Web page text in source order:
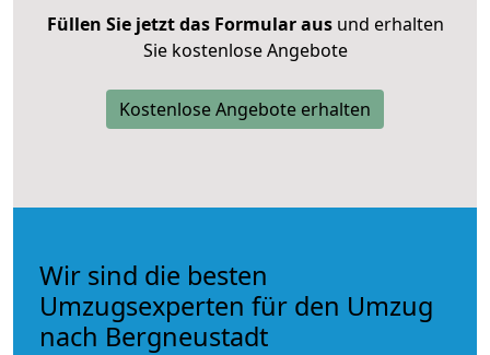
Füllen Sie jetzt das Formular ausund erhalten
Sie kostenlose Angebote
Kostenlose Angebote erhalten
Wir sind die besten
Umzugsexperten für den Umzug
nach Bergneustadt